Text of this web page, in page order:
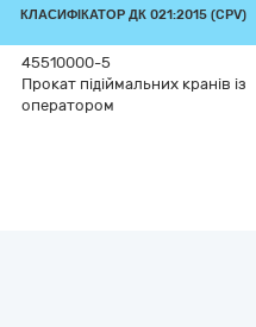
КЛАСИФІКАТОР ДК 021:2015 (CPV)
45510000-5
Прокат підіймальних кранів із
оператором